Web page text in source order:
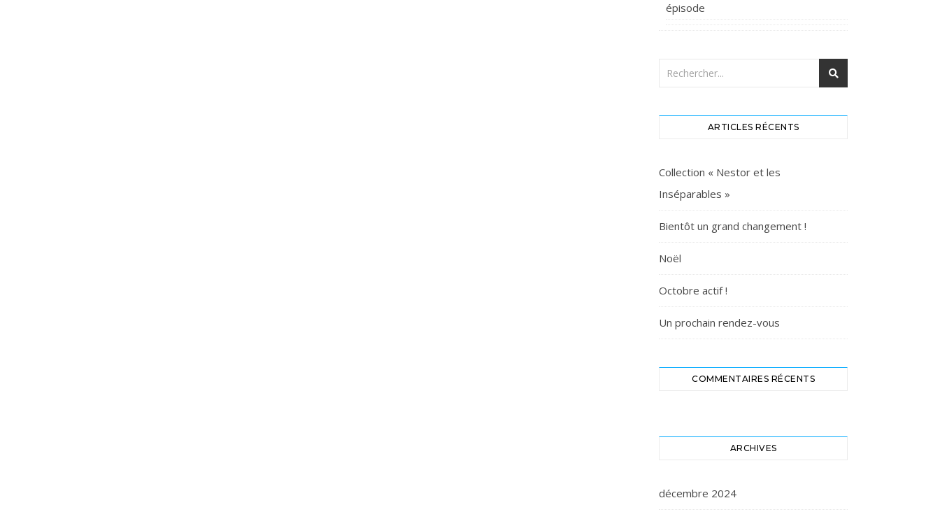
épisode
ARTICLES RÉCENTS
Collection « Nestor et les
Inséparables »
Bientôt un grand changement !
Noël
Octobre actif !
Un prochain rendez-vous
COMMENTAIRES RÉCENTS
ARCHIVES
décembre 2024